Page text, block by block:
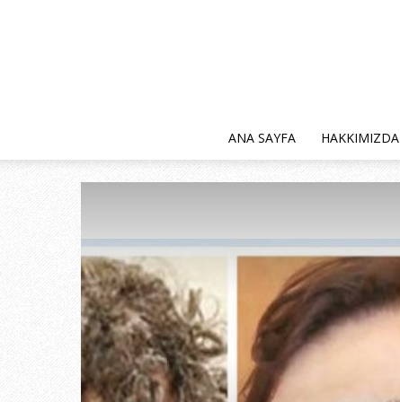
ANA SAYFA HAKKIMIZDA